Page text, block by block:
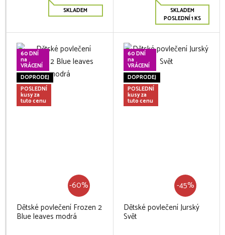
SKLADEM
SKLADEM
POSLEDNÍ 1 KS
60 DNÍ
na
VRÁCENÍ
DOPRODEJ
POSLEDNÍ
kusy za
tuto cenu
-60%
Dětské povlečení Frozen 2
Blue leaves modrá
60 DNÍ
na
VRÁCENÍ
DOPRODEJ
POSLEDNÍ
kusy za
tuto cenu
-45%
Dětské povlečení Jurský
Svět